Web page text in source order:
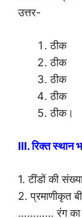
उत्तर-
ठीक
ठीक
ठीक
ठीक
ठीक।
III. रिक्त स्थान
1. टींडों की
2. प्रमाणीकृत
………… रंग का